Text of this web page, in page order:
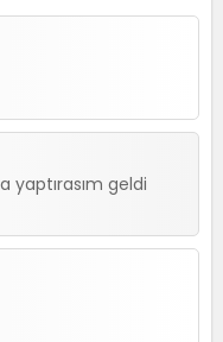
yaptırasım geldi